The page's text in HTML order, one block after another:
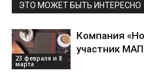
ЭТО МОЖЕТ БЫТЬ ИНТЕРЕСНО
23 февраля и 8
марта
Компания
участник